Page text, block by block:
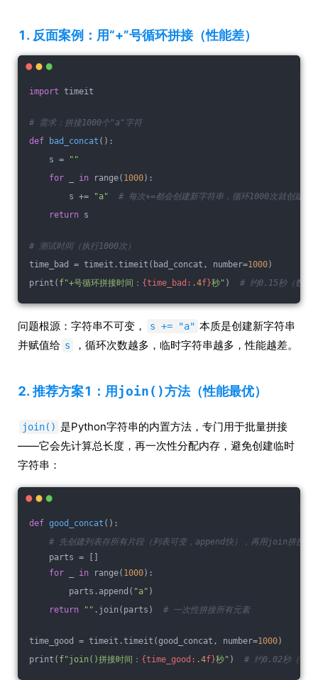
1. 反面案例：用“+”号循环拼接（性能差）
import timeit
# 需求：拼接1000个"a"字符
def
bad_concat () :
s =
""
for
in range( 1000):
s +=
"a"
# 每次+=都会创建新字符串，循环1000次就创建
return s
# 测试时间（执行1000次）
time_bad = timeit.timeit(bad_concat, number=1000)
print( f"+号循环拼接时间： {time_bad: .4f}秒" ) # 约0.15秒（数据
问题根源：字符串不可变， s += "a" 本质是创建新字符串
并赋值给 s ，循环次数越多，临时字符串越多，性能越差。
2. 推荐方案1：用 join()方法（性能最优）
join() 是Python字符串的内置方法，专门用于批量拼接
——它会先计算总长度，再一次性分配内存，避免创建临时
字符串：
def good_concat () :
# 先创建列表存所有片段（列表可变，append快），再用join拼接
parts = []
for
in range( 1000):
parts.append( "a" )
return
"" .join(parts) # 一次性拼接所有元素
time_good = timeit.timeit(good_concat, number=1000)
print( f"join()拼接时间： {time_good: .4f}秒" ) # 约0.02秒（比+